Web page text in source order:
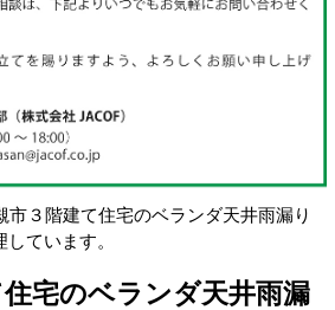
市３階建て住宅のベランダ天井雨漏り
ています。
宅のベランダ天井雨漏